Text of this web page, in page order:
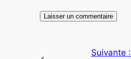
Suivante :